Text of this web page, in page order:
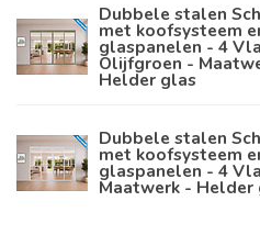
Dubbele stalen
met koofsysteem
glaspanelen - 4
Olijfgroen -
Helder glas
Dubbele stalen
met koofsysteem
glaspanelen - 4
Maatwerk - Helder